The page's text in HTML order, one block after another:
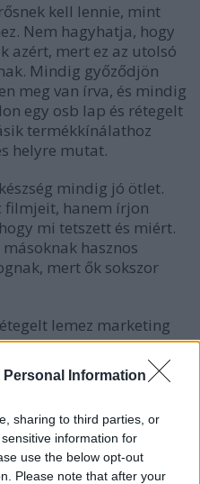
Personal Information
sharing to third parties, or
information for
use the below opt-out
Please note that after your
kell lennie, mint
Nem hagyhatja, hogy
azért, mert ez az utolsó
Mindig győződjön
meg van írva, és mindig
egy osb lap és rétegelt
termékkínálathoz
helyre mutat.
mindig jó ötlet.
filmjeit, hanem írjon
mi tetszett és miért.
hasznos
mert ők sokszor
lemez marketing
hogy azok
Több
különböző
a rangsor-követő. Ez egy
és több pénzt keresni.